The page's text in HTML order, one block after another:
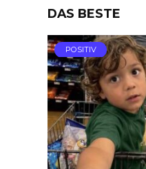
DAS BESTE
POSITIV